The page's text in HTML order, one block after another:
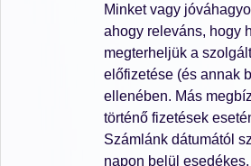
Minket vagy
ahogy releváns, hogy
megterheljük a
előfizetése (és annak
ellenében. Más
történő fizetések
Számlánk dátumától
napon belül